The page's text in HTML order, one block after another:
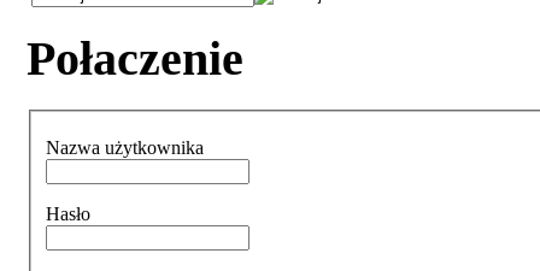
Połaczenie
Nazwa użytkownika
Hasło